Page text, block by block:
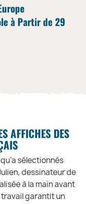
à Partir de 29
AFFICHES DES
sélectionnés
dessinateur de
à la main avant
garantit un